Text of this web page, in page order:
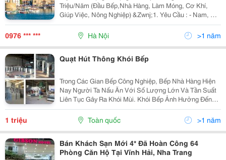
Triệu/Năm (Đầu Bếp,Nhà Hàng, Làm Móng, Cơ Khí,
Giúp Việc, Nông Nghiệp) &Zwnj;1. Yêu Cầu : - Nam, Nữ
Từ 18-55 Tuổi (Lưu Ý: 55 Tuổi Với Giúp Việc) - Sức
Khoẻ, Tư Pháp Tốt. Ưu Tiên Người Có Kinh N
0976 *** *** Hà Nội >1 năm
Quạt Hút Thông Khói Bếp
Trong Các Gian Bếp Công Nghiệp, Bếp Nhà Hàng Hiện
Nay Người Ta Nấu Ăn Với Số Lượng Lớn Và Tần Suất
Liên Tục Gây Ra Khói Mùi. Khói Bếp Ảnh Hưởng Đến
Thực Phẩm Và Sức Khỏe Nhân Viên, Có Thể Ảnh
Hưởng Đến Khách Hàng Đang Dùng Bữa. Quạt Hút Bếp
Công...
1 triệu Toàn quốc >1 năm
Bán Khách Sạn Mới 4* Đã Hoàn Công 64
Phòng Căn Hộ Tại Vĩnh Hải, Nha Trang